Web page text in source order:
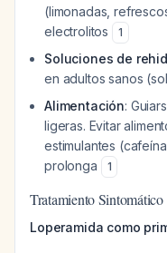
(limonadas,
electrolitos
1
Soluciones de
en adultos sanos
Alimentación:
ligeras. Evitar
estimulantes
prolonga
1
Tratamiento Sintomático
Loperamida como